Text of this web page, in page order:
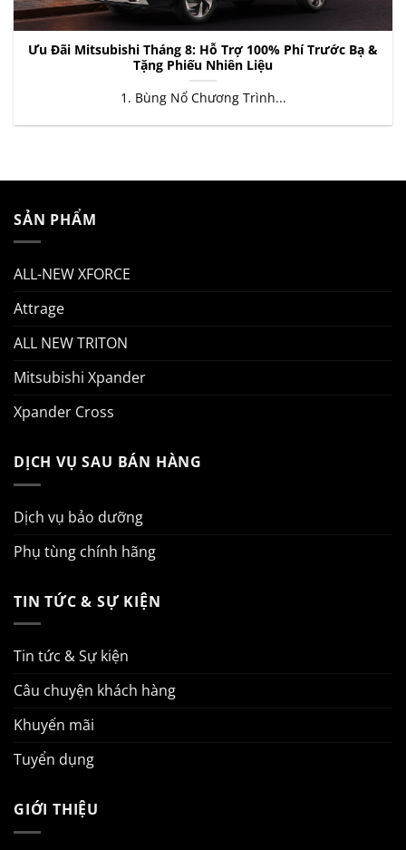
Ưu Đãi Mitsubishi Tháng 8: Hỗ Trợ 100% Phí Trước Bạ &
Tặng Phiếu Nhiên Liệu
1. Bùng Nổ Chương Trình...
SẢN PHẨM
ALL-NEW XFORCE
Attrage
ALL NEW TRITON
Mitsubishi Xpander
Xpander Cross
DỊCH VỤ SAU BÁN HÀNG
Dịch vụ bảo dưỡng
Phụ tùng chính hãng
TIN TỨC & SỰ KIỆN
Tin tức & Sự kiện
Câu chuyện khách hàng
Khuyến mãi
Tuyển dụng
GIỚI THIỆU